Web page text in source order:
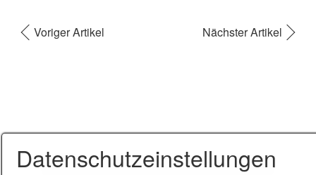
Voriger Artikel Nächster Artikel
Startseite Kontakt Impressum Datenschutz
Datenschutzeinstellungen